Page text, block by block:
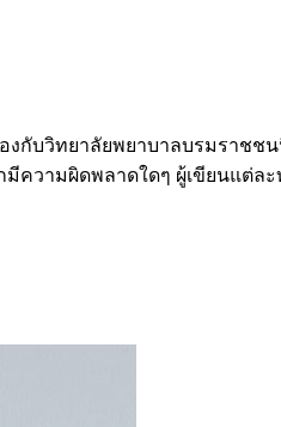
งกับวิทยาลัยพยาบาลบรมราช
ความผิดพลาดใดๆ ผู้เขียนแต่ล